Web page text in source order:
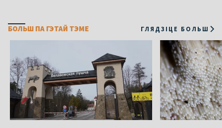
БОЛЬШ ПА ГЭТАЙ ТЭМЕ ГЛЯДЗІЦЕ БОЛЬШ